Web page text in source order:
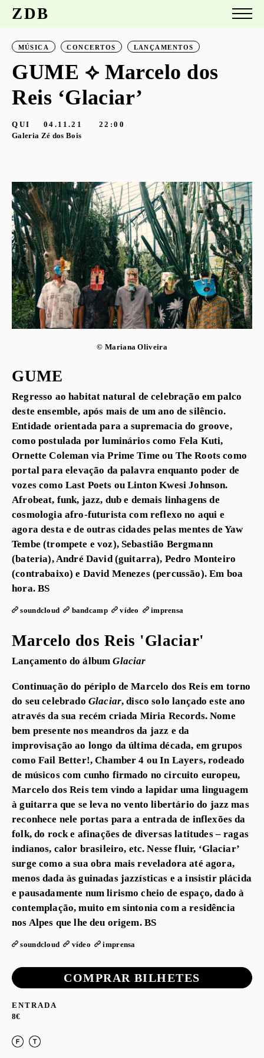
ZDB
MÚSICA CONCERTOS LANÇAMENTOS
GUME ⟡ Marcelo dos
Reis ‘Glaciar’
QUI 04.11.21
22:00
Galeria Zé dos Bois
© Mariana Oliveira
GUME
Regresso ao habitat natural de celebração em palco
deste ensemble, após mais de um ano de silêncio.
Entidade orientada para a supremacia do groove,
como postulada por luminários como Fela Kuti,
Ornette Coleman via Prime Time ou The Roots como
portal para elevação da palavra enquanto poder de
vozes como Last Poets ou Linton Kwesi Johnson.
Afrobeat, funk, jazz, dub e demais linhagens de
cosmologia afro-futurista com reflexo no aqui e
agora desta e de outras cidades pelas mentes de Yaw
Tembe (trompete e voz), Sebastião Bergmann
(bateria), André David (guitarra), Pedro Monteiro
(contrabaixo) e David Menezes (percussão). Em boa
hora. BS
soundcloud bandcamp vídeo imprensa
Marcelo dos Reis 'Glaciar'
Lançamento do álbumGlaciar
Continuação do périplo de Marcelo dos Reis em torno
do seu celebrado Glaciar, disco solo lançado este ano
através da sua recém criada Miria Records. Nome
bem presente nos meandros da jazz e da
improvisação ao longo da última década, em grupos
como Fail Better!, Chamber 4 ou In Layers, rodeado
de músicos com cunho firmado no circuito europeu,
Marcelo dos Reis tem vindo a lapidar uma linguagem
à guitarra que se leva no vento libertário do jazz mas
reconhece nele portas para a entrada de inflexões da
folk, do rock e afinações de diversas latitudes – ragas
indianos, calor brasileiro, etc. Nesse fluir, ‘Glaciar’
surge como a sua obra mais reveladora até agora,
menos dada às guinadas jazzísticas e a insistir plácida
e pausadamente num lirismo cheio de espaço, dado à
contemplação, muito em sintonia com a residência
nos Alpes que lhe deu origem. BS
soundcloud vídeo imprensa
COMPRAR BILHETES
ENTRADA
8€